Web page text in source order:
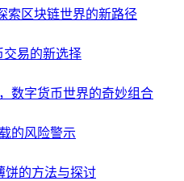
索区块链世界的新路径
交易的新选择
数字货币世界的奇妙组合
的风险警示
饼的方法与探讨